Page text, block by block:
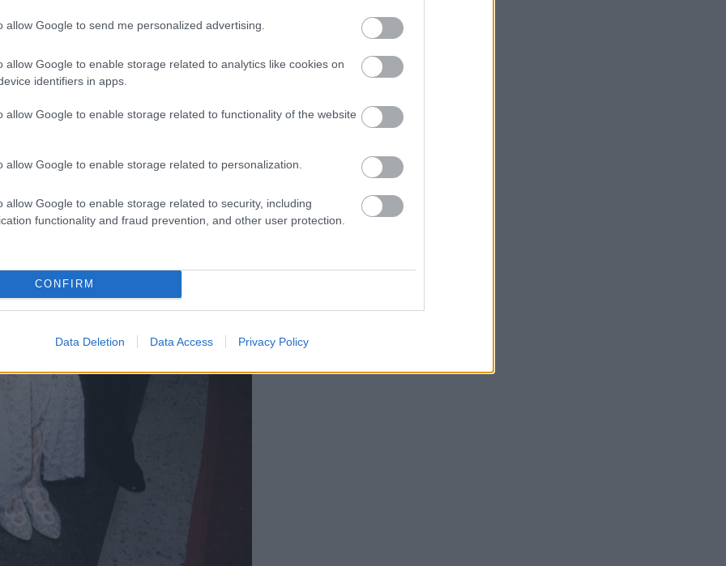
allow Google to send me personalized advertising.
allow Google to enable storage related to analytics like cookies on
identifiers in apps.
allow Google to enable storage related to functionality of the website
allow Google to enable storage related to personalization.
allow Google to enable storage related to security, including
functionality and fraud prevention, and other user protection.
CONFIRM
Data Deletion Data Access Privacy Policy